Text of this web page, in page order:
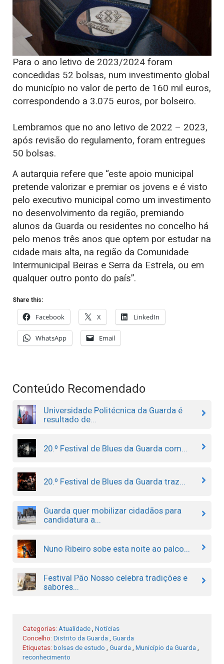
Para o ano letivo de 2023/2024 foram
concedidas 52 bolsas, num investimento global
do município no valor de perto de 160 mil euros,
correspondendo a 3.075 euros, por bolseiro.
Lembramos que no ano letivo de 2022 – 2023,
após revisão do regulamento, foram entregues
50 bolsas.
A autarquia refere que “este apoio municipal
pretende valorizar e premiar os jovens e é visto
pelo executivo municipal como um investimento
no desenvolvimento da região, premiando
alunos da Guarda ou residentes no concelho há
pelo menos três anos que optem por estudar na
cidade mais alta, na região da Comunidade
Intermunicipal Beiras e Serra da Estrela, ou em
qualquer outro ponto do país”.
Share this:
Facebook X LinkedIn
WhatsApp Email
Conteúdo Recomendado
Universidade Politécnica da Guarda é
resultado de...
20.º Festival de Blues da Guarda com...
20.º Festival de Blues da Guarda traz...
Guarda quer mobilizar cidadãos para
candidatura a...
Nuno Ribeiro sobe esta noite ao palco...
Festival Pão Nosso celebra tradições e
sabores...
Categorias: Atualidade Notícias
Concelho: Distrito da Guarda
Guarda
Etiquetas: bolsas de estudo Guarda Município da Guarda
reconhecimento